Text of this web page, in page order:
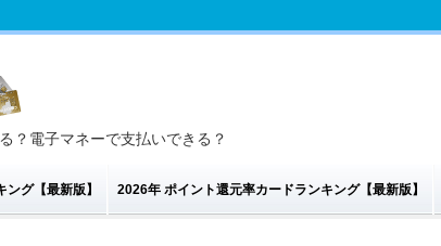
？電子マネーで支払いできる？
グ【最新版】 2026年 ポイント還元率カードランキング【最新版】